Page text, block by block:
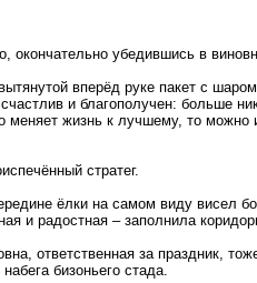
окончательно убедившись в
вперёд руке пакет с шаром.
и благополучен: больше
меняет жизнь к лучшему, то
стратег.
ёлки на самом виду висел
и радостная – заполнила
ответственная за праздник,
бизоньего стада.